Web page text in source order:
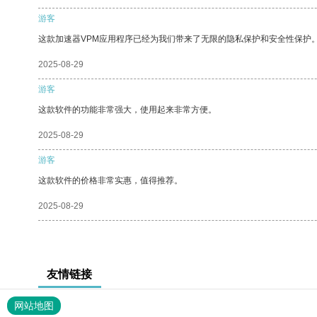
游客
这款加速器VPM应用程序已经为我们带来了无限的隐私保护和安全性保护
2025-08-29
游客
这款软件的功能非常强大，使用起来非常方便。
2025-08-29
游客
这款软件的价格非常实惠，值得推荐。
2025-08-29
友情链接
网站地图